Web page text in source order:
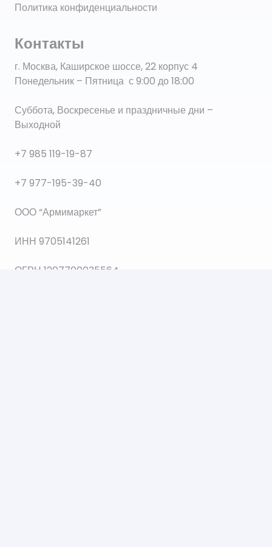
Политика конфиденциальности
Контакты
г. Москва, Каширское шоссе, 22 корпус 4
Понедельник – Пятница с 9:00 до 18:00
Суббота, Воскресенье и праздничные дни –
Выходной
+7 985 119-19-87
+7 977-195-39-40
ООО “Армимаркет”
ИНН 9705141261
ОГРН 1207700035564